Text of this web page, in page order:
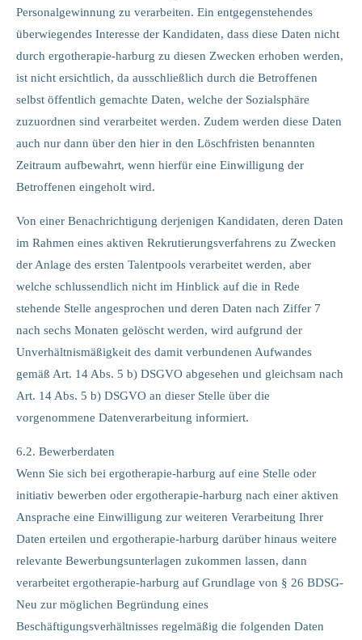
Personalgewinnung zu verarbeiten. Ein entgegenstehendes
überwiegendes Interesse der Kandidaten, dass diese Daten nicht
durch ergotherapie-harburg zu diesen Zwecken erhoben werden,
ist nicht ersichtlich, da ausschließlich durch die Betroffenen
selbst öffentlich gemachte Daten, welche der Sozialsphäre
zuzuordnen sind verarbeitet werden. Zudem werden diese Daten
auch nur dann über den hier in den Löschfristen benannten
Zeitraum aufbewahrt, wenn hierfür eine Einwilligung der
Betroffenen eingeholt wird.
Von einer Benachrichtigung derjenigen Kandidaten, deren Daten
im Rahmen eines aktiven Rekrutierungsverfahrens zu Zwecken
der Anlage des ersten Talentpools verarbeitet werden, aber
welche schlussendlich nicht im Hinblick auf die in Rede
stehende Stelle angesprochen und deren Daten nach Ziffer 7
nach sechs Monaten gelöscht werden, wird aufgrund der
Unverhältnismäßigkeit des damit verbundenen Aufwandes
gemäß Art. 14 Abs. 5 b) DSGVO abgesehen und gleichsam nach
Art. 14 Abs. 5 b) DSGVO an dieser Stelle über die
vorgenommene Datenverarbeitung informiert.
6.2. Bewerberdaten
Wenn Sie sich bei ergotherapie-harburg auf eine Stelle oder
initiativ bewerben oder ergotherapie-harburg nach einer aktiven
Ansprache eine Einwilligung zur weiteren Verarbeitung Ihrer
Daten erteilen und ergotherapie-harburg darüber hinaus weitere
relevante Bewerbungsunterlagen zukommen lassen, dann
verarbeitet ergotherapie-harburg auf Grundlage von § 26 BDSG-
Neu zur möglichen Begründung eines
Beschäftigungsverhältnisses regelmäßig die folgenden Daten